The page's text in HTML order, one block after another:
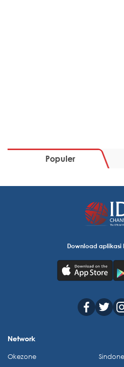
Populer
Download aplikasi
Network
Okezone